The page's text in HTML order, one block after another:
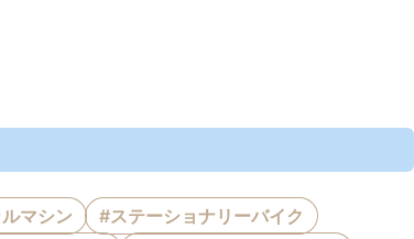
マシン
#ステーショナリーバイク